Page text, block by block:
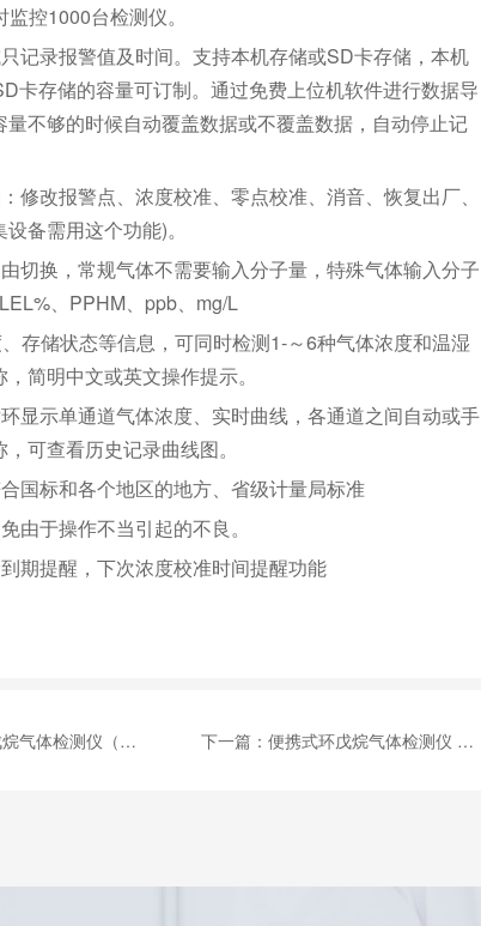
控1000台检测仪。
记录报警值及时间。支持本机存储或SD卡存储，本机
卡存储的容量可订制。通过免费上位机软件进行数据导
不够的时候自动覆盖数据或不覆盖数据，自动停止记
改报警点、浓度校准、零点校准、消音、恢复出厂、
备需用这个功能)。
切换，常规气体不需要输入分子量，特殊气体输入分子
、PPHM、ppb、mg/L
存储状态等信息，可同时检测1-～6种气体浓度和温湿
简明中文或英文操作提示。
显示单通道气体浓度、实时曲线，各通道之间自动或手
可查看历史记录曲线图。
国标和各个地区的地方、省级计量局标准
由于操作不当引起的不良。
期提醒，下次浓度校准时间提醒功能
（红外） MIC-500S-C5H10 下一篇： 便携式环戊烷气体检测仪 （红外）MS500-C5H10